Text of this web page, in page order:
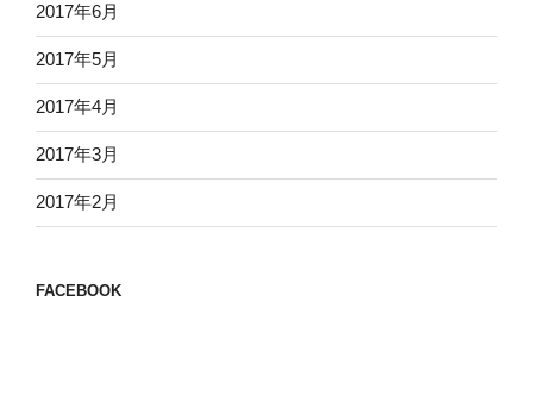
2017年6月
2017年5月
2017年4月
2017年3月
2017年2月
FACEBOOK